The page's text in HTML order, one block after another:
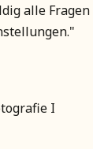
alle
"
I